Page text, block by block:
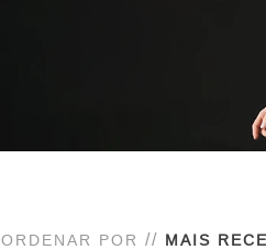
ORDENAR POR MAIS